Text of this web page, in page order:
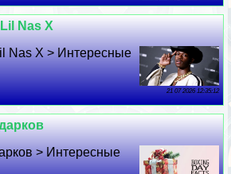
Nas X
Nas X > Интересные
21 07 2026 12:35:12
> Интересные